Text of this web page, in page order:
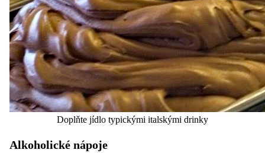
Doplňte jídlo typickými italskými drinky
Alkoholické nápoje